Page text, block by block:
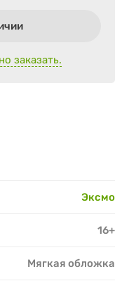
заказать.
Эксмо
16+
Мягкая обложка